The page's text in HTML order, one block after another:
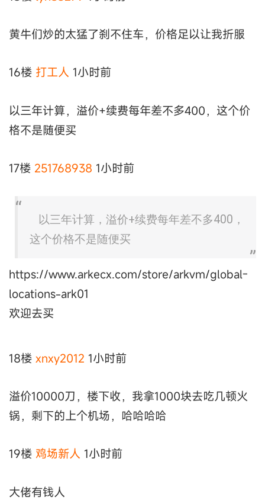
黄牛们炒的太猛了刹不住车，价格足以让我折服
16楼 打工人 1小时前
以三年计算，溢价+续费每年差不多400，这个价
格不是随便买
17楼 251768938 1小时前
以三年计算，溢价+续费每年差不多400，
这个价格不是随便买
https://www.arkecx.com/store/arkvm/global-
locations-ark01
欢迎去买
18楼 xnxy2012 1小时前
溢价10000刀，楼下收，我拿1000块去吃几顿火
锅，剩下的上个机场，哈哈哈哈
19楼 鸡场新人 1小时前
大佬有钱人